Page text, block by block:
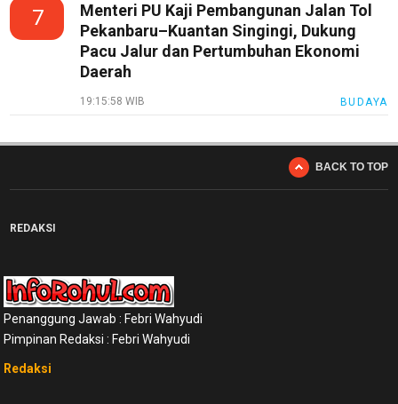
7
Menteri PU Kaji Pembangunan Jalan Tol
Pekanbaru–Kuantan Singingi, Dukung
Pacu Jalur dan Pertumbuhan Ekonomi
Daerah
19:15:58 WIB BUDAYA
BACK TO TOP
REDAKSI
Penanggung Jawab : Febri Wahyudi
Pimpinan Redaksi : Febri Wahyudi
Redaksi